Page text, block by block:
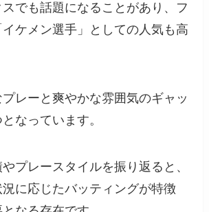
でも話題になることがあり、フ
イケメン選手」としての人気も高
レーと爽やかな雰囲気のギャッ
なっています。
プレースタイルを振り返ると、
に応じたバッティングが特徴